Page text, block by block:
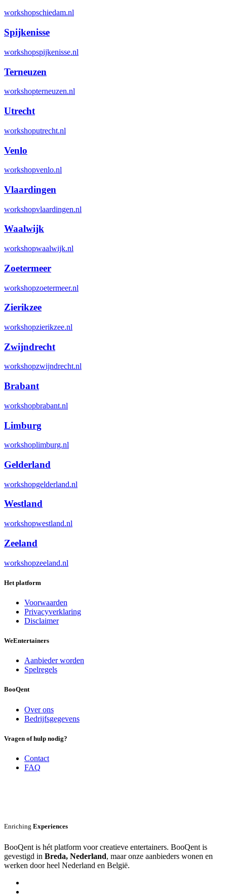
workshopschiedam.nl
Spijkenisse
workshopspijkenisse.nl
Terneuzen
workshopterneuzen.nl
Utrecht
workshoputrecht.nl
Venlo
workshopvenlo.nl
Vlaardingen
workshopvlaardingen.nl
Waalwijk
workshopwaalwijk.nl
Zoetermeer
workshopzoetermeer.nl
Zierikzee
workshopzierikzee.nl
Zwijndrecht
workshopzwijndrecht.nl
Brabant
workshopbrabant.nl
Limburg
workshoplimburg.nl
Gelderland
workshopgelderland.nl
Westland
workshopwestland.nl
Zeeland
workshopzeeland.nl
Het platform
Voorwaarden
Privacyverklaring
Disclaimer
WeEntertainers
Aanbieder worden
Spelregels
BooQent
Over ons
Bedrijfsgegevens
Vragen of hulp nodig?
Contact
FAQ
Enriching Experiences
BooQent is hét platform voor creatieve entertainers. BooQent is
gevestigd in Breda, Nederland, maar onze aanbieders wonen en
werken door heel Nederland en België.